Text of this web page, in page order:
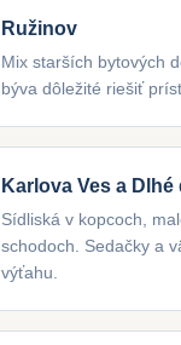
Ružinov
Mix starších bytových
býva dôležité riešiť
Karlova Ves a Dlhé
Sídliská v kopcoch,
schodoch. Sedačky a
výťahu.